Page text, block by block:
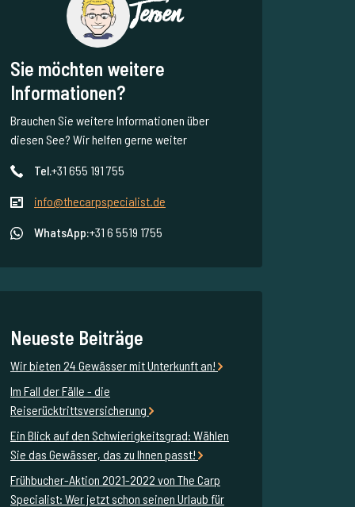
Jeroen
Sie möchten weitere
Informationen?
Brauchen Sie weitere Informationen über
diesen See? Wir helfen gerne weiter
Tel.+31 655 191 755
info@thecarpspecialist.de
WhatsApp:+31 6 5519 1755
Neueste Beiträge
Wir bieten 24 Gewässer mit Unterkunft an!
Im Fall der Fälle - die
Reiserücktrittsversicherung
Ein Blick auf den Schwierigkeitsgrad: Wählen
Sie das Gewässer, das zu Ihnen passt!
Frühbucher-Aktion 2021-2022 von The Carp
Specialist: Wer jetzt schon seinen Urlaub für